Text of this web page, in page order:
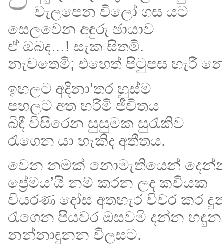
වැලපෙන විලෝ ගස යට
සෙලවෙන අඳුරු ඡායාව
ඒ ඔබද…! සැක සිතමි.
නැවතෙමි; එහෙත් පිටුපස හැරී
ඉහලට අදිනා’තර හුස්ම
පහලට අත හරිමි ජීවිතය
බිඳී විසිරෙන සුසුමක සුරැකිව
රැගෙන යා හැකිද අතීතය.
වෙන නමක් නොමැතියෙන්
ප්‍රේමය’යි නම් කරන ලද කවියක
වියරණ දෝස අතහැර විවර කර
රැගෙන පියවර ඔසවමි දන්න
නන්නාඳුනන විලසට.